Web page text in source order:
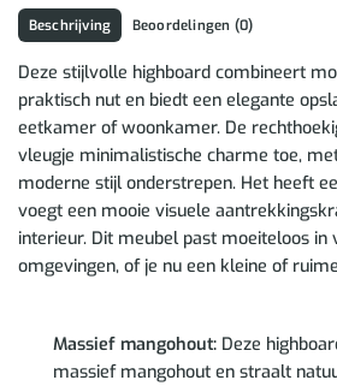
Beschrijving Beoordelingen (0)
Deze stijlvolle highboard combineert
praktisch nut en biedt een elegante
eetkamer of woonkamer. De
vleugje minimalistische charme toe,
moderne stijl onderstrepen. Het heeft
voegt een mooie visuele
interieur. Dit meubel past moeiteloos in
omgevingen, of je nu een kleine of
Massief mangohout:Deze
massief mangohout en straalt